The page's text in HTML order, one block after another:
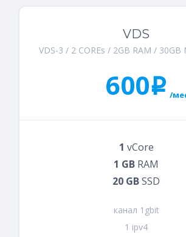
VDS
VDS-3 / 2 COREs / 2GB RAM / 30GB
600i /
1 vCore
1 GB RAM
20 GBSSD
канал 1gbit
1 ipv4